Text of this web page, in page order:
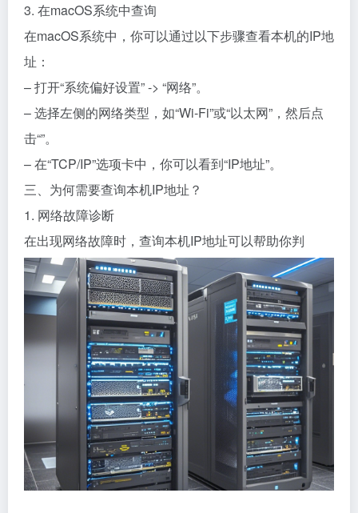
3. 在macOS系统中查询
在macOS系统中，你可以通过以下步骤查看本机的IP地
址：
– 打开“系统偏好设置” -> “网络”。
– 选择左侧的网络类型，如“Wi-Fi”或“以太网”，然后点
击“”。
– 在“TCP/IP”选项卡中，你可以看到“IP地址”。
三、为何需要查询本机IP地址？
1. 网络故障诊断
在出现网络故障时，查询本机IP地址可以帮助你判